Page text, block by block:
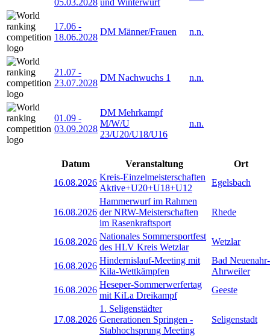
17.06 -
18.06.2028
DM Männer/Frauen n.n.
21.07 -
23.07.2028
DM Nachwuchs 1 n.n.
01.09 -
03.09.2028
DM Mehrkampf
M/W/U
23/U20/U18/U16
n.n.
Datum Veranstaltung
Ort
16.08.2026
Kreis-Einzelmeisterschaften
Aktive+U20+U18+U12
Egelsbach
16.08.2026
Hammerwurf im Rahmen
der NRW-Meisterschaften
im Rasenkraftsport
Rhede
16.08.2026
Nationales Sommersportfest
des HLV Kreis Wetzlar
Wetzlar
16.08.2026
Hindernislauf-Meeting mit
Kila-Wettkämpfen
Bad Neuenahr-
Ahrweiler
16.08.2026
Heseper-Sommerwerfertag
mit KiLa Dreikampf
Geeste
17.08.2026
1. Seligenstädter
Generationen Springen -
Stabhochsprung Meeting
Seligenstadt